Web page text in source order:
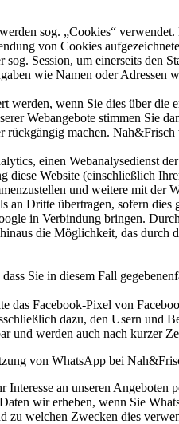
sog. „Cookies“
von Cookies
Session, um einerseits den
wie Namen oder Adressen
werden, wenn Sie dies über die
Webangebote stimmen Sie
rückgängig machen.
einen Webanalysedienst
diese Website (einschließlich
und weitere mit der
an Dritte übertragen, sofern
in Verbindung bringen.
die Möglichkeit, das
Sie in diesem Fall
das Facebook-Pixel von
dazu, den Usern und
und werden auch nach kurzer
von WhatsApp bei
an unseren Angeboten
wir erheben, wenn Sie
zu welchen Zwecken dies